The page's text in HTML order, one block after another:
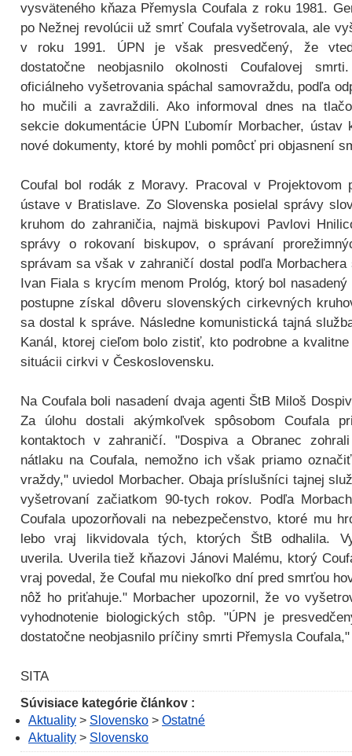
vysväteného kňaza Přemysla Coufala z roku 1981.
po Nežnej revolúcii už smrť Coufala vyšetrovala, ale
v roku 1991. ÚPN je však presvedčený, že
dostatočne neobjasnilo okolnosti Coufalovej
oficiálneho vyšetrovania spáchal samovraždu, podľa
ho mučili a zavraždili. Ako informoval dnes na
sekcie dokumentácie ÚPN Ľubomír Morbacher, ústav
nové dokumenty, ktoré by mohli pomôcť pri objasnení
Coufal bol rodák z Moravy. Pracoval v Projektovom
ústave v Bratislave. Zo Slovenska posielal správy
kruhom do zahraničia, najmä biskupovi Pavlovi
správy o rokovaní biskupov, o správaní
správam sa však v zahraničí dostal podľa Morbachera
Ivan Fiala s krycím menom Prológ, ktorý bol
postupne získal dôveru slovenských cirkevných
sa dostal k správe. Následne komunistická tajná
Kanál, ktorej cieľom bolo zistiť, kto podrobne a
situácii cirkvi v Československu.
Na Coufala boli nasadení dvaja agenti ŠtB Miloš
Za úlohu dostali akýmkoľvek spôsobom Coufala
kontaktoch v zahraničí. "Dospiva a Obranec
nátlaku na Coufala, nemožno ich však priamo
vraždy," uviedol Morbacher. Obaja príslušníci tajnej
vyšetrovaní začiatkom 90-tych rokov. Podľa
Coufala upozorňovali na nebezpečenstvo, ktoré mu
lebo vraj likvidovala tých, ktorých ŠtB odhalila.
uverila. Uverila tiež kňazovi Jánovi Malému, ktorý
vraj povedal, že Coufal mu niekoľko dní pred smrťou
nôž ho priťahuje." Morbacher upozornil, že vo
vyhodnotenie biologických stôp. "ÚPN je
dostatočne neobjasnilo príčiny smrti Přemysla
SITA
Súvisiace kategórie článkov :
Aktuality > Slovensko > Ostatné
Aktuality > Slovensko